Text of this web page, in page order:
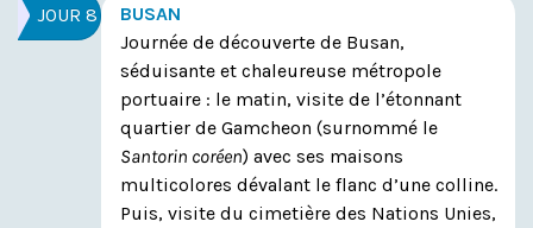
JOUR 8
BUSAN
Journée de découverte de Busan,
séduisante et chaleureuse métropole
portuaire : le matin, visite de l’étonnant
quartier de Gamcheon (surnommé le
Santorin coréen) avec ses maisons
multicolores dévalant le flanc d’une colline.
Puis, visite du cimetière des Nations Unies,